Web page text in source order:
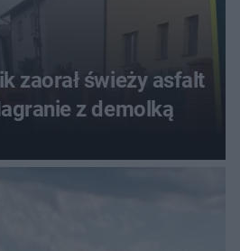
zaorał świeży asfalt
z demolką